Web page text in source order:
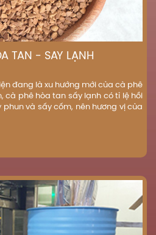
TAN - SẤY LẠNH
đang là xu hướng mới của cà phê
cà phê hòa tan sấy lạnh có tỉ lệ hồi
và sấy cốm, nên hương vị của